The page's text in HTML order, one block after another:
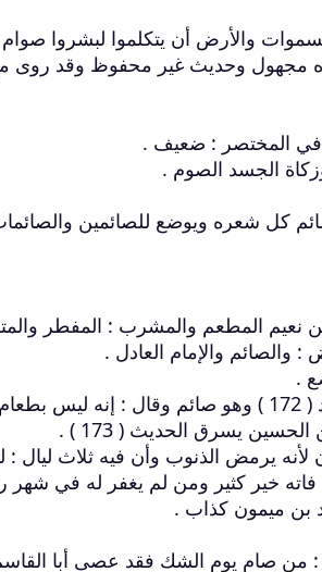
والأرض أن يتكلموا لبشروا
مجهول وحديث غير محفوظ وقد روى
في المختصر : ضعيف .
كل شعره ويوضع للصائمين
عن نعيم المطعم والمشرب : المفطر
والإمام العادل .
.
يسرق الحديث ( 173 ) .
لأنه يرمض الذنوب وأن فيه ثلاث
فاته خير كثير ومن لم يغفر له في
بن ميمون كذاب .